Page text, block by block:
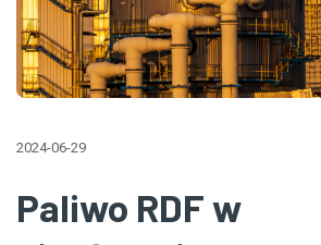
2024-06-29
Paliwo RDF w